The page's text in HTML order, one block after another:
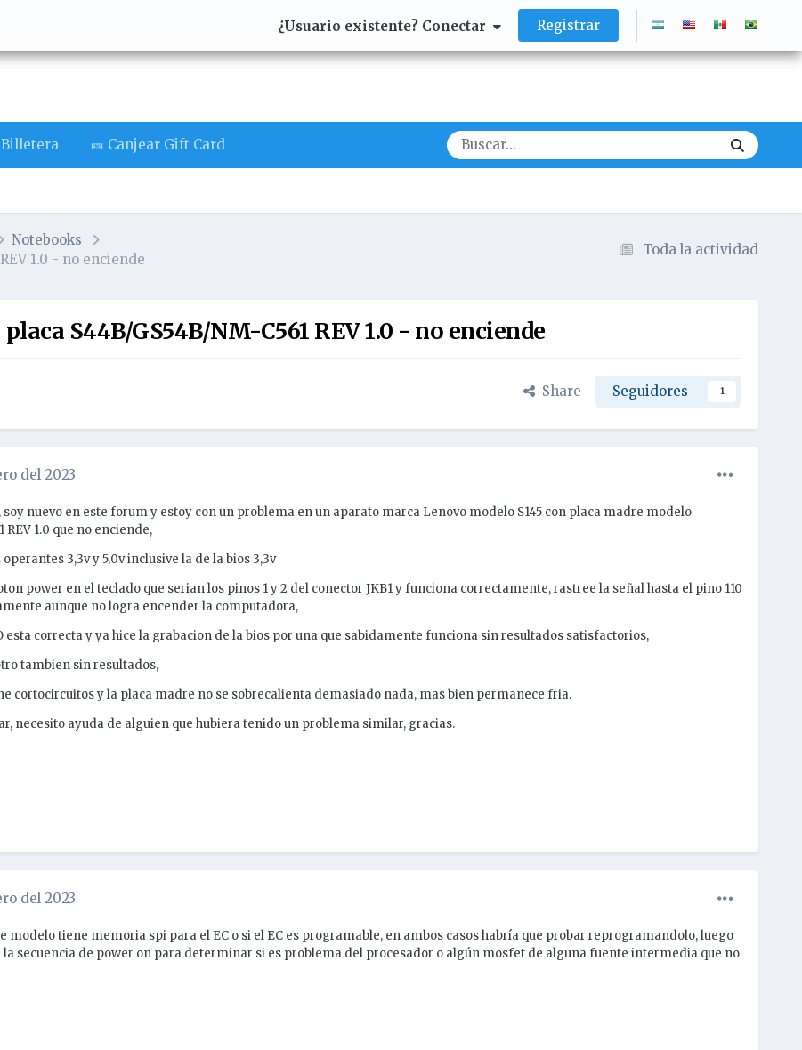
¿Usuario existente? Conectar Registrar
🎫 Canjear Gift Card
Toda la actividad
Notebooks
1.0 - no enciende
S44B/GS54B/NM-C561 REV 1.0 - no enciende
Share Seguidores 1
del 2023
nuevo en este forum y estoy con un problema en un aparato marca Lenovo modelo S145 con placa madre modelo
REV 1.0 que no enciende,
3,3v y 5,0v inclusive la de la bios 3,3v
power en el teclado que serian los pinos 1 y 2 del conector JKB1 y funciona correctamente, rastree la señal hasta el pino 110
aunque no logra encender la computadora,
esta correcta y ya hice la grabacion de la bios por una que sabidamente funciona sin resultados satisfactorios,
tambien sin resultados,
cortocircuitos y la placa madre no se sobrecalienta demasiado nada, mas bien permanece fria.
necesito ayuda de alguien que hubiera tenido un problema similar, gracias.
del 2023
modelo tiene memoria spi para el EC o si el EC es programable, en ambos casos habría que probar reprogramandolo, luego
la secuencia de power on para determinar si es problema del procesador o algún mosfet de alguna fuente intermedia que no